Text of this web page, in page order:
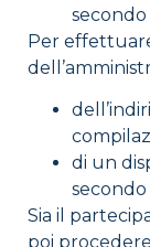
Per
di un
Sia il
poi